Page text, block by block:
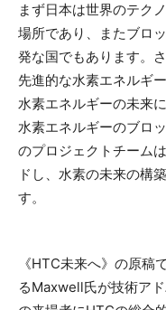
まず日本は世界のテク
場所であり、またブロ
発な国でもあります。
先進的な水素エネルギ
水素エネルギーの未来
水素エネルギーのブロ
のプロジェクトチーム
ドし、水素の未来の構
す。
《HTC未来へ》の原
るMaxwell氏が技術ア